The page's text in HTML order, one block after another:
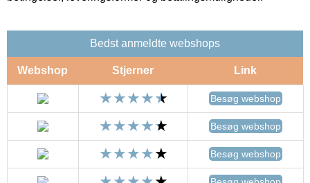
Bedst anmeldte webshops
Webshop Stjerner Link
Besøg webshop
Besøg webshop
Besøg webshop